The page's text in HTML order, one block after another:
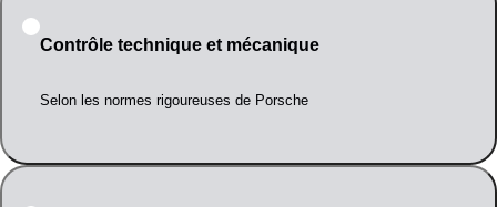
Contrôle technique et mécanique
Selon les normes rigoureuses de Porsche